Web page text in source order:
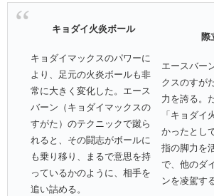
キョダイ火炎ボール
キョダイマックスのパワーに
より、足元の火炎ボールも非
常に大きく変化した。エース
バーン（キョダイマックスの
すがた）のテクニックで蹴ら
れると、その闘志がボールに
も乗り移り、まるで意思を持
っているかのように、相手を
追い詰める。
際
エースバー
クスのすが
力を誇る。
「キョダイ
かったとし
指の脚力を
で、他のダ
ンを凌駕する